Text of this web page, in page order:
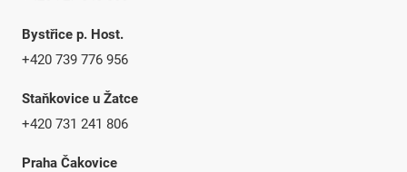
Bystřice p. Host.
+420 739 776 956
Staňkovice u Žatce
+420 731 241 806
Praha Čakovice